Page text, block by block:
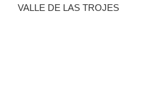
VALLE DE LAS TROJES